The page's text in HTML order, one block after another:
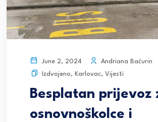
June 2, 2024
Andriana Baćurin
Izdvojeno, Karlovac, Vijesti
Besplatan prijevoz
osnovnoškolce i